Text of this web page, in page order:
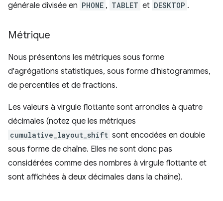
générale divisée en PHONE , TABLET et DESKTOP .
Métrique
Nous présentons les métriques sous forme
d'agrégations statistiques, sous forme d'histogrammes,
de percentiles et de fractions.
Les valeurs à virgule flottante sont arrondies à quatre
décimales (notez que les métriques
cumulative_layout_shift sont encodées en double
sous forme de chaîne. Elles ne sont donc pas
considérées comme des nombres à virgule flottante et
sont affichées à deux décimales dans la chaîne).